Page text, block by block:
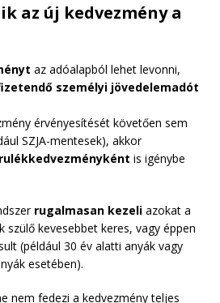
az új kedvezmény a
az adóalapból lehet levonni,
személyi jövedelemadót
érvényesítését követően sem
SZJA-mentesek), akkor
is igénybe
rugalmasan kezeli azokat a
szülő kevesebbet keres, vagy éppen
(például 30 év alatti anyák vagy
esetében).
nem fedezi a kedvezmény teljes